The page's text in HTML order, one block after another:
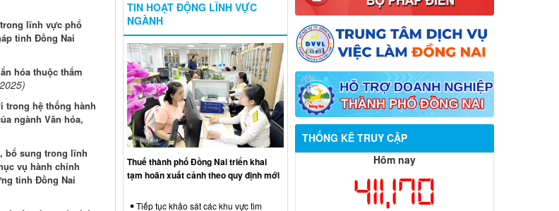
lĩnh vực phổ
tỉnh Đồng Nai
hóa thuộc thẩm
trong hệ thống hành
ngành Văn hóa,
bổ sung trong lĩnh
vụ hành chính
tỉnh Đồng Nai
THỐNG KÊ TRUY CẬP
Hôm nay
411,170
Thông báo về việc tuyển dụng viên
chức năm 2026
Thông báo tuyển chọn tổ chức và cá
học và công nghệ cấp thành phố sử
dụng ngân sách nhà nước đặt hàng thực
TIN HOẠT ĐỘNG LĨNH VỰC
NGÀNH
Thuế thành phố Đồng Nai triển khai
tạm hoãn xuất cảnh theo quy định mới
Tiếp tục khảo sát các khu vực tìm